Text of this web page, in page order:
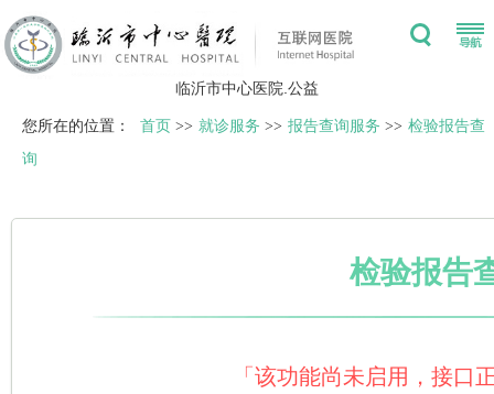
临沂市中心医院.公益
您所在的位置： 首页 >> 就诊服务 >> 报告查询服务 >> 检验报告查
询
检验报告
「该功能尚未启用，接口